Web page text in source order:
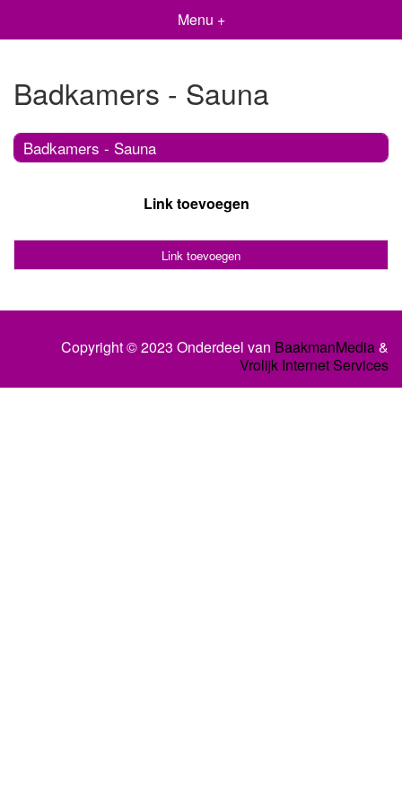
Menu +
Badkamers - Sauna
Badkamers - Sauna
Link toevoegen
Link toevoegen
Copyright © 2023 Onderdeel van BaakmanMedia&
Vrolijk Internet Services